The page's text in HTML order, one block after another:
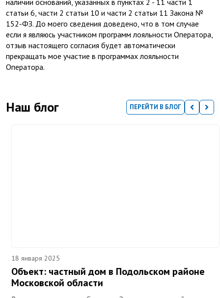
наличии оснований, указанных в пунктах 2 - 11 части 1
статьи 6, части 2 статьи 10 и части 2 статьи 11 Закона №
152-ФЗ. До моего сведения доведено, что в том случае
если я являюсь участником программ лояльности Оператора,
отзыв настоящего согласия будет автоматически
прекращать мое участие в программах лояльности
Оператора.
Наш блог ПЕРЕЙТИ В БЛОГ
18 января 2025
Объект: частный дом в Подольском районе
Московской области